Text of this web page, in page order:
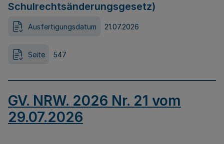
Schulrechtsänderungsgesetz)
Ausfertigungsdatum 21.07.2026
Seite 547
GV. NRW. 2026 Nr. 21 vom
29.07.2026